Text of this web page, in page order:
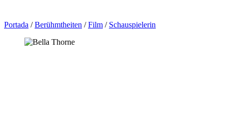
Portada /Berühmtheiten /Film / Schauspielerin